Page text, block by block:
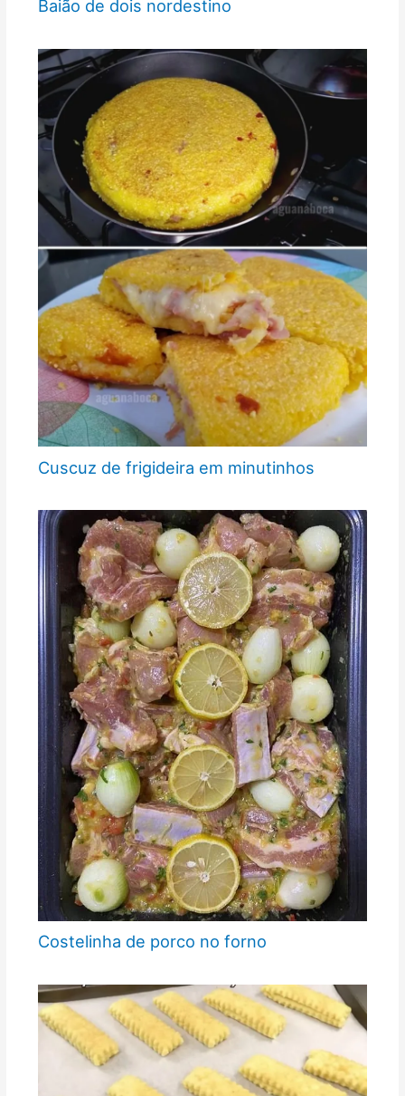
Baião de dois nordestino
Cuscuz de frigideira em minutinhos
Costelinha de porco no forno